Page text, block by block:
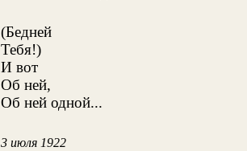
(Бедней
Тебя!)
И вот
Об ней,
Об ней одной...
3 июля 1922